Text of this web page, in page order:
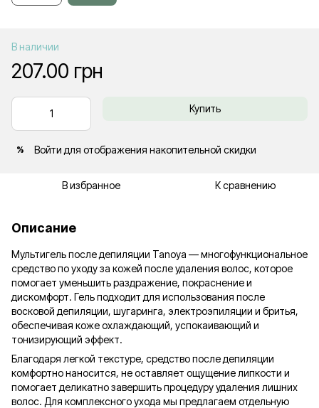
В наличии
207.00 грн
Купить
% Войти для отображения накопительной скидки
В избранное К сравнению
Описание
Мультигель после депиляции Tanoya — многофункциональное
средство по уходу за кожей после удаления волос, которое
помогает уменьшить раздражение, покраснение и
дискомфорт. Гель подходит для использования после
восковой депиляции, шугаринга, электроэпиляции и бритья,
обеспечивая коже охлаждающий, успокаивающий и
тонизирующий эффект.
Благодаря легкой текстуре, средство после депиляции
комфортно наносится, не оставляет ощущение липкости и
помогает деликатно завершить процедуру удаления лишних
волос. Для комплексного ухода мы предлагаем отдельную